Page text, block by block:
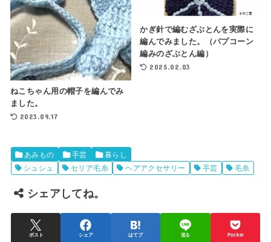
ねこちゃん用の帽子を編んでみ
ました。
2023.09.17
かぎ針で編むざぶとんを実際に
編んでみました。（パプコーン
編みのざぶとん編）
2025.02.03
あみもの 手芸
暮らし
シュシュ
セリア毛糸 ヘアアクセサリー 手芸 毛糸
シェアしてね。
ポスト シェア はてブ 送る Pocket